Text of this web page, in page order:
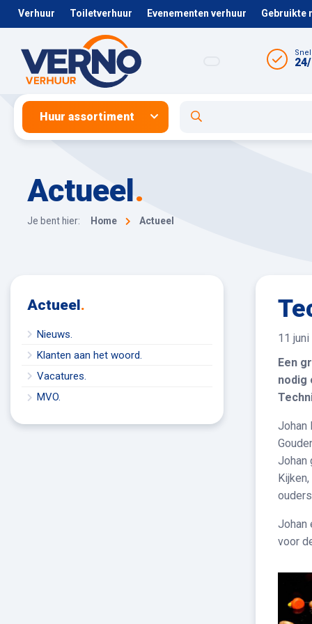
Verhuur Toiletverhuur Evenementen verhuur Gebruikte
Huur assortiment
Actueel.
Je bent hier: Home Actueel
11
Een
nodig
Johan
Johan
Johan
voor
Actueel.
Nieuws.
Klanten aan het woord.
Vacatures.
MVO.